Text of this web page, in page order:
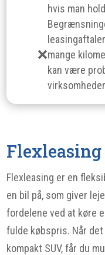
hvis man
mange
kan være
Flexleasing
Flexleasing er en
en bil på, som giver
fordelene ved at køre
fulde købspris. Når
kompakt SUV, får du